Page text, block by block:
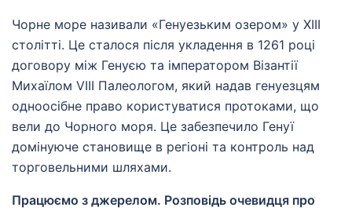
Чорне море називали «Генуезьким озером» у XIII
столітті. Це сталося після укладення в 1261 році
договору між Генуєю та імператором Візантії
Михаїлом VIII Палеологом, який надав генуезцям
одноосібне право користуватися протоками, що
вели до Чорного моря. Це забезпечило Генуї
домінуюче становище в регіоні та контроль над
торговельними шляхами.
Працюємо з джерелом. Розповідь очевидця про